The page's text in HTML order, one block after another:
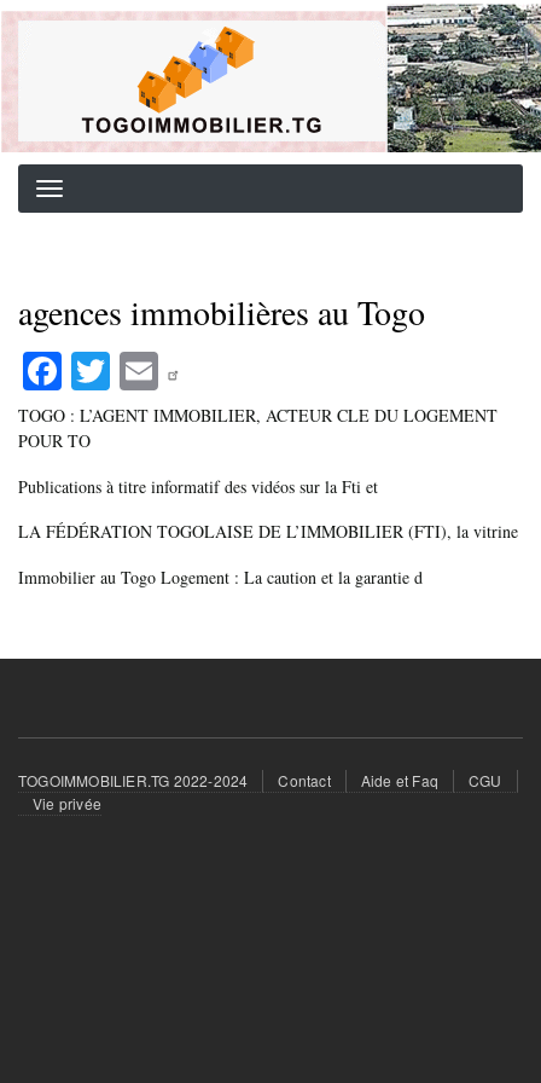
Aller
Background image for header
agences immobilières au Togo
Fa
ce
bo
ok
T
wi
r
E
m
TOGO : L’AGENT IMMOBILIER, ACTEUR CLE DU LOGEMENT
POUR TO
Publications à titre informatif des vidéos sur la Fti et
LA FÉDÉRATION TOGOLAISE DE L’IMMOBILIER (FTI), la vitrine
Immobilier au Togo Logement : La caution et la garantie d
Footer
menu
TOGOIMMOBILIER.TG 2022-2024 Contact Aide et Faq
CGU
Vie privée